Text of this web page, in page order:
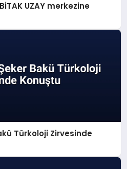
UZAY merkezine
Türkoloji Zirvesinde